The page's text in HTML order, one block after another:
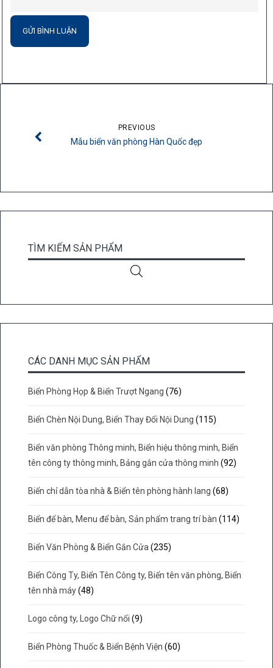
PREVIOUS
Mẫu biển văn phòng Hàn Quốc đẹp
TÌM KIẾM SẢN PHẨM
CÁC DANH MỤC SẢN PHẨM
Biển Phòng Họp & Biển Trượt Ngang (76)
Biển Chèn Nội Dung, Biển Thay Đổi Nội Dung (115)
Biển văn phòng Thông minh, Biển hiệu thông minh, Biển
tên công ty thông minh, Bảng gắn cửa thông minh (92)
Biển chỉ dẫn tòa nhà & Biển tên phòng hành lang (68)
Biển để bàn, Menu để bàn, Sản phẩm trang trí bàn (114)
Biển Văn Phòng & Biển Gắn Cửa (235)
Biển Công Ty, Biển Tên Công ty, Biển tên văn phòng, Biển
tên nhà máy (48)
Logo công ty, Logo Chữ nổi (9)
Biển Phòng Thuốc & Biển Bệnh Viện (60)